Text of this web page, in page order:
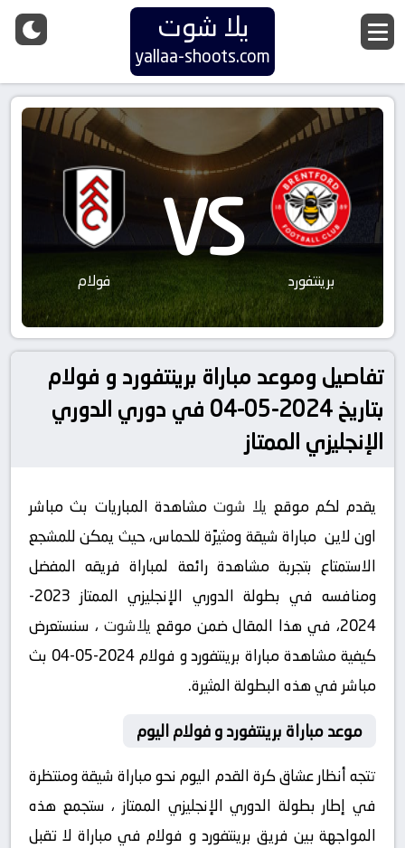
يلا شوت
yallaa-shoots.com
برينتفورد VS فولام
تفاصيل وموعد مباراة برينتفورد و فولام
بتاريخ 2024-05-04 في دوري الدوري
الإنجليزي الممتاز
يقدم لكم موقع يلا شوت مشاهدة المباريات بث مباشر
اون لاين مباراة شيقة ومثيرًة للحماس، حيث يمكن للمشجع
الاستمتاع بتجربة مشاهدة رائعة لمباراة فريقه المفضل
ومنافسه في بطولة الدوري الإنجليزي الممتاز 2023-
2024، في هذا المقال ضمن موقع
يلاشوت ، سنستعرض
كيفية مشاهدة مباراة برينتفورد و فولام 2024-05-04 بث
مباشر في هذه البطولة المثيرة.
موعد مباراة برينتفورد و فولام اليوم
تتجه أنظار عشاق كرة القدم اليوم نحو مباراة شيقة ومنتظرة
في إطار بطولة الدوري الإنجليزي الممتاز ، ستجمع هذه
المواجهة بين فريق برينتفورد و فولام في مباراة لا تقبل